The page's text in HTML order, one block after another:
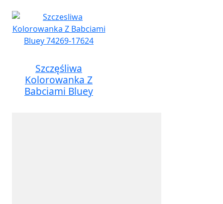
Szczęśliwa
Kolorowanka Z
Babciami Bluey